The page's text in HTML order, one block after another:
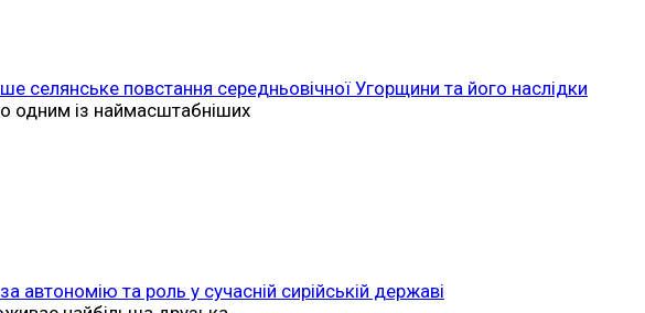
селянське повстання середньовічної Угорщини та його наслідки
одним із наймасштабніших
автономію та роль у сучасній сирійській державі